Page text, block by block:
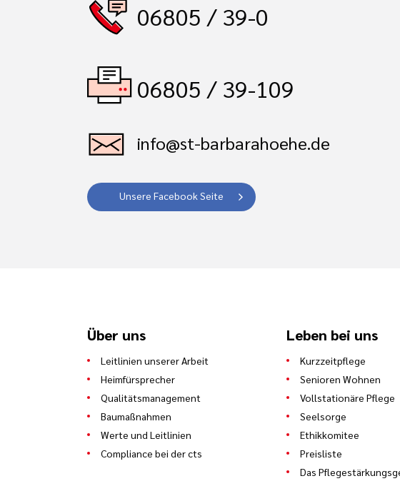
06805 / 39-0
06805 / 39-109
info@st-barbarahoehe.de
Unsere Facebook Seite
Über uns
Leitlinien unserer Arbeit
Heimfürsprecher
Qualitätsmanagement
Baumaßnahmen
Werte und Leitlinien
Compliance bei der cts
Leben bei uns
Kurzzeitpflege
Senioren Wohnen
Vollstationäre Pflege
Seelsorge
Ethikkomitee
Preisliste
Das